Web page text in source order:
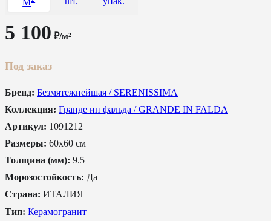
M
5 100 ₽/м²
Под заказ
Бренд: Безмятежнейшая / SERENISSIMA
Коллекция: Гранде ин фальда / GRANDE IN FALDA
Артикул: 1091212
Размеры: 60x60 см
Толщина (мм): 9.5
Морозостойкость: Да
Страна: ИТАЛИЯ
Тип: Керамогранит